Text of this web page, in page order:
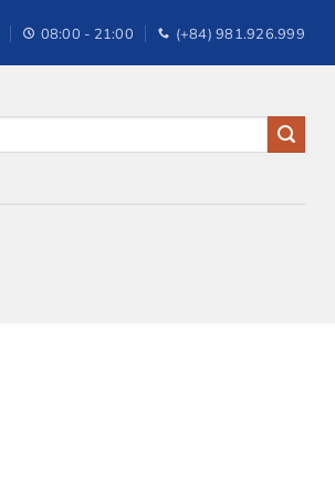
08:00 - 21:00 (+84) 981.926.999